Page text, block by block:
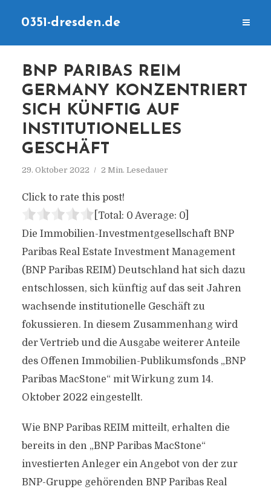
0351-dresden.de
BNP PARIBAS REIM
GERMANY KONZENTRIERT
SICH KÜNFTIG AUF
INSTITUTIONELLES
GESCHÄFT
29. Oktober 2022 2 Min. Lesedauer
Click to rate this post!
[Total: 0 Average: 0]
Die Immobilien-Investmentgesellschaft BNP
Paribas Real Estate Investment Management
(BNP Paribas REIM) Deutschland hat sich dazu
entschlossen, sich künftig auf das seit Jahren
wachsende institutionelle Geschäft zu
fokussieren. In diesem Zusammenhang wird
der Vertrieb und die Ausgabe weiterer Anteile
des Offenen Immobilien-Publikumsfonds „BNP
Paribas MacStone“ mit Wirkung zum 14.
Oktober 2022 eingestellt.
Wie BNP Paribas REIM mitteilt, erhalten die
bereits in den „BNP Paribas MacStone“
investierten Anleger ein Angebot von der zur
BNP-Gruppe gehörenden BNP Paribas Real